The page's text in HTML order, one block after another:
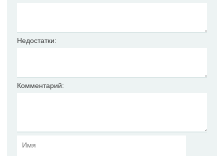
Недостатки:
Комментарий: